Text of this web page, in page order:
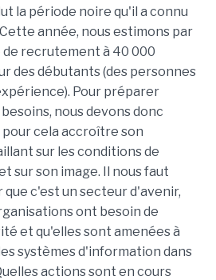
la période noire qu'il a connu
année, nous estimons par
de recrutement à 40 000
des débutants (des personnes
Pour préparer
nous devons donc
cela accroître son
sur les conditions de
sur son image. Il nous faut
c'est un secteur d'avenir,
ont besoin de
et qu'elles sont amenées à
systèmes d'information dans
actions sont en cours